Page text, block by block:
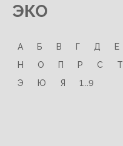
ЭКО
А Б В Г Д Е
Н
О П Р С Т
Э
Ю Я 1...9